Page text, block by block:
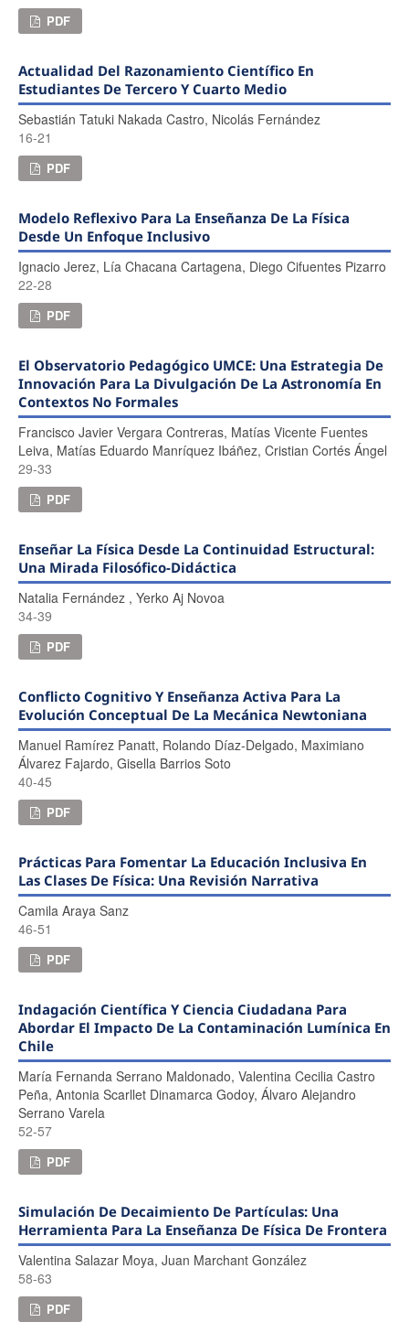
PDF
Actualidad Del Razonamiento Científico En
Estudiantes De Tercero Y Cuarto Medio
Sebastián Tatuki Nakada Castro, Nicolás Fernández
16-21
PDF
Modelo Reflexivo Para La Enseñanza De La Física
Desde Un Enfoque Inclusivo
Ignacio Jerez, Lía Chacana Cartagena, Diego Cifuentes Pizarro
22-28
PDF
El Observatorio Pedagógico UMCE: Una Estrategia De
Innovación Para La Divulgación De La Astronomía En
Contextos No Formales
Francisco Javier Vergara Contreras, Matías Vicente Fuentes
Leiva, Matías Eduardo Manríquez Ibáñez, Cristian Cortés Ángel
29-33
PDF
Enseñar La Física Desde La Continuidad Estructural:
Una Mirada Filosófico-Didáctica
Natalia Fernández , Yerko Aj Novoa
34-39
PDF
Conflicto Cognitivo Y Enseñanza Activa Para La
Evolución Conceptual De La Mecánica Newtoniana
Manuel Ramírez Panatt, Rolando Díaz-Delgado, Maximiano
Álvarez Fajardo, Gisella Barrios Soto
40-45
PDF
Prácticas Para Fomentar La Educación Inclusiva En
Las Clases De Física: Una Revisión Narrativa
Camila Araya Sanz
46-51
PDF
Indagación Científica Y Ciencia Ciudadana Para
Abordar El Impacto De La Contaminación Lumínica En
Chile
María Fernanda Serrano Maldonado, Valentina Cecilia Castro
Peña, Antonia Scarllet Dinamarca Godoy, Álvaro Alejandro
Serrano Varela
52-57
PDF
Simulación De Decaimiento De Partículas: Una
Herramienta Para La Enseñanza De Física De Frontera
Valentina Salazar Moya, Juan Marchant González
58-63
PDF